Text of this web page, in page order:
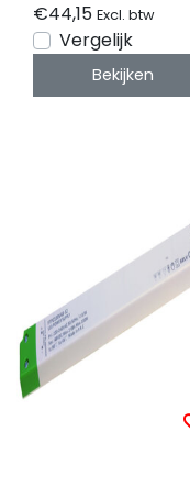
€44,15 Excl. btw
Vergelijk
Bekijken